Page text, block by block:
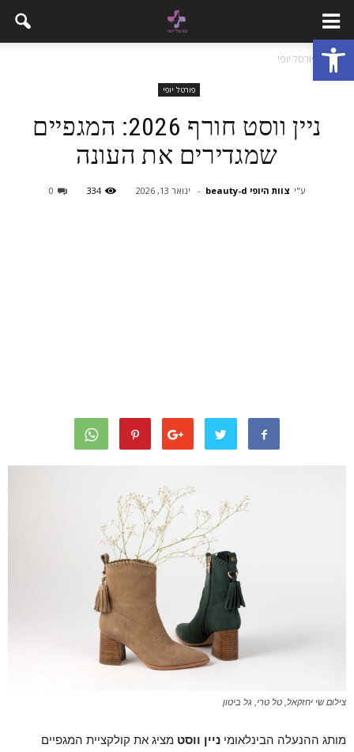
פתח סרגל נגישות
בית פורטל יופי
פורטל יופי
ניין ווסט חורף 2026: המגפיים
שמגדירים את העונה
ע"י צוות היופי beauty-d - ינואר 13, 2026 334
0
צילום שי יחזקאל, טל טרי, גל ביטון
מותג ההנעלה הבינלאומי ניין ווסט מציג את קולקציית המגפיים